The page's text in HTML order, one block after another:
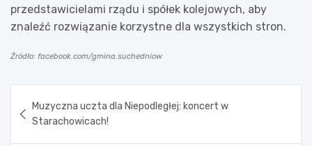
przedstawicielami rządu i spółek kolejowych, aby
znaleźć rozwiązanie korzystne dla wszystkich stron.
Źródło: facebook.com/gmina.suchedniow
wpisu
Muzyczna uczta dla Niepodległej: koncert w
Starachowicach!